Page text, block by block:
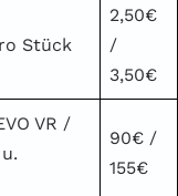
Stück
2,50€
/
3,50€
VR /
90€ /
155€